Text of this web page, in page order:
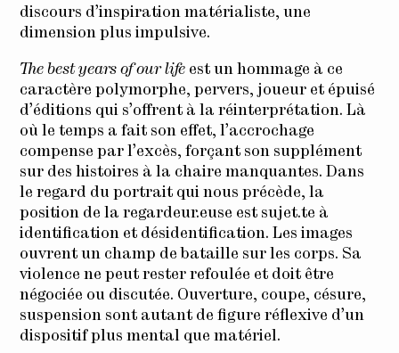
discours d’inspiration matérialiste, une
dimension plus impulsive.
The best years of our life est un hommage à ce
caractère polymorphe, pervers, joueur et épuisé
d’éditions qui s’offrent à la réinterprétation. Là
où le temps a fait son effet, l’accrochage
compense par l’excès, forçant son supplément
sur des histoires à la chaire manquantes. Dans
le regard du portrait qui nous précède, la
position de la regardeur.euse est sujet.te à
identification et désidentification. Les images
ouvrent un champ de bataille sur les corps. Sa
violence ne peut rester refoulée et doit être
négociée ou discutée. Ouverture, coupe, césure,
suspension sont autant de figure réflexive d’un
dispositif plus mental que matériel.